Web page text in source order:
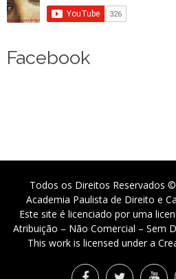
Facebook
Todos os Direitos Reservados
Academia Paulista de Direito e
Este site é licenciado por uma
Atribuição – Não Comercial – Sem
This work is licensed under a